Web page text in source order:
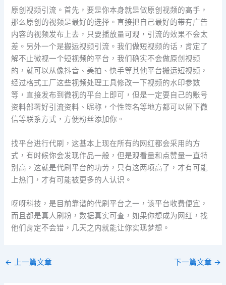
原创视频引流。首先，要是你本身就是做原创视频的高手，
那么原创的视频是最好的选择。直接把自己最好的带有广告
内容的视频发布上去，只要播放量可观，引流的效果不会太
差。另外一个是搬运视频引流。我们做短视频的话，肯定了
解不止微视一个短视频的平台，我们确实不会做原创视频
的，就可以从像抖音、美拍、快手等其他平台搬运短视频，
经过格式工厂这些视频处理工具修改一下视频的水印参数
等，直接发布到微视的平台上即可，但是一定要自己的账号
资料部署好引流资料、昵称，个性签名等地方都可以留下微
信等联系方式，方便粉丝添加你。
找平台进行代刷，这基本上现在所有的网红都会采用的方
式，有时候你会发现作品一般，但是观看量和点赞量一直特
别高，这就是代刷平台的功劳，只有这两项高了，才有可能
上热门，才有可能被更多的人认识。
呀呀科技，是目前靠谱的代刷平台之一，该平台收费便宜，
而且都是真人刷粉，数据真实可查，如果你想成为网红，找
他们肯定不会错，几天之内就能让你实现梦想。
← 上一篇文章 下一篇文章 →